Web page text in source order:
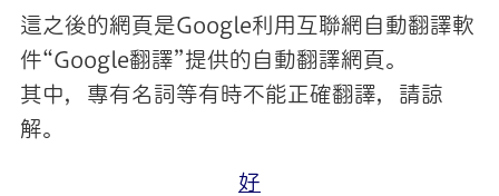
這之後的網頁是Google利用互聯網自動翻譯軟
件“Google翻譯”提供的自動翻譯網頁。
其中，專有名詞等有時不能正確翻譯，請諒
解。
好